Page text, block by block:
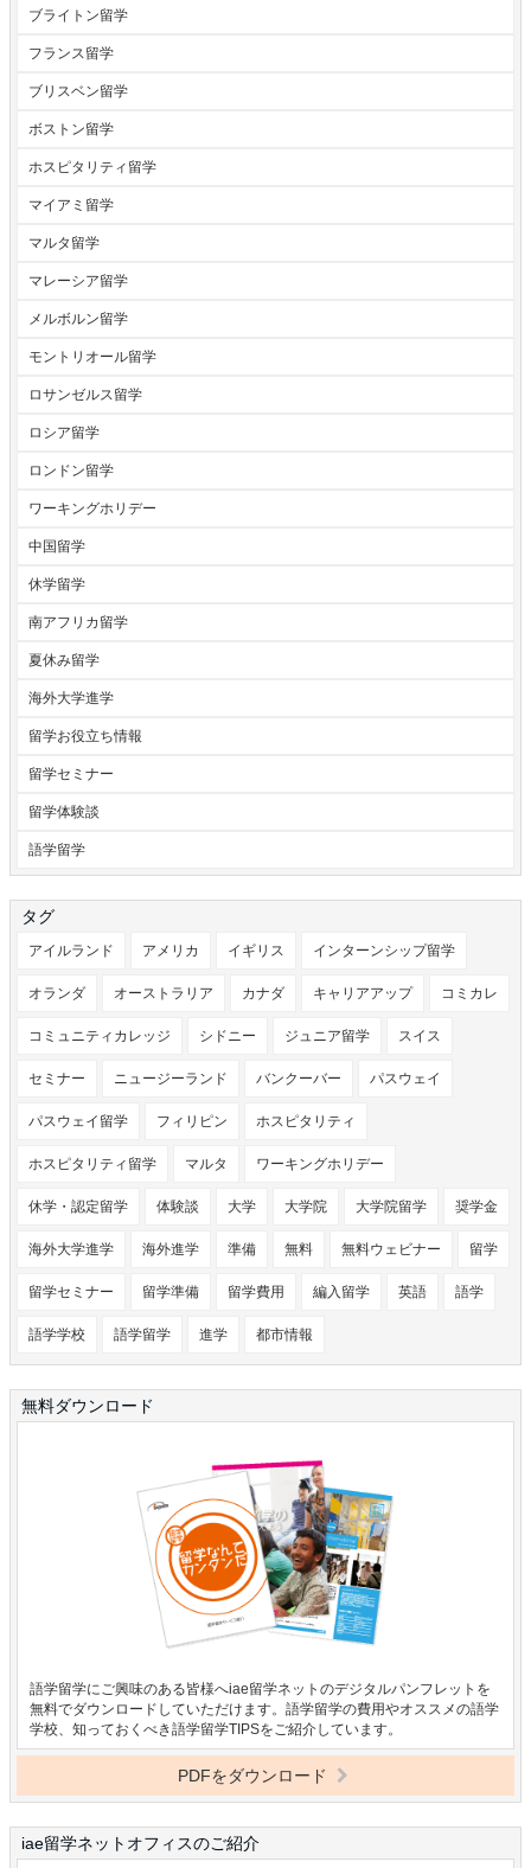
ブライトン留学
フランス留学
ブリスベン留学
ボストン留学
ホスピタリティ留学
マイアミ留学
マルタ留学
マレーシア留学
メルボルン留学
モントリオール留学
ロサンゼルス留学
ロシア留学
ロンドン留学
ワーキングホリデー
中国留学
休学留学
南アフリカ留学
夏休み留学
海外大学進学
留学お役立ち情報
留学セミナー
留学体験談
語学留学
タグ
アイルランド アメリカ イギリス インターンシップ留学
オランダ オーストラリア カナダ キャリアアップ コミカレ
コミュニティカレッジ シドニー ジュニア留学 スイス
セミナー ニュージーランド バンクーバー パスウェイ
パスウェイ留学 フィリピン ホスピタリティ
ホスピタリティ留学 マルタ ワーキングホリデー
休学・認定留学 体験談 大学 大学院 大学院留学 奨学金
海外大学進学 海外進学 準備 無料 無料ウェビナー 留学
留学セミナー 留学準備 留学費用 編入留学 英語 語学
語学学校 語学留学 進学 都市情報
無料ダウンロード
語学留学にご興味のある皆様へiae留学ネットのデジタルパンフレットを
無料でダウンロードしていただけます。語学留学の費用やオススメの語学
学校、知っておくべき語学留学TIPSをご紹介しています。
PDFをダウンロード
iae留学ネットオフィスのご紹介